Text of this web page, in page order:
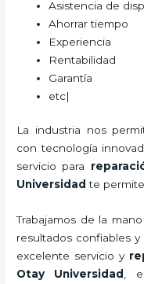
Asistencia de
Ahorrar tiempo
Experiencia
Rentabilidad
Garantía
etc|
La industria nos
con tecnología
servicio para
Universidad te
Trabajamos de la
resultados confiables
excelente servicio y
Otay Universidad
,